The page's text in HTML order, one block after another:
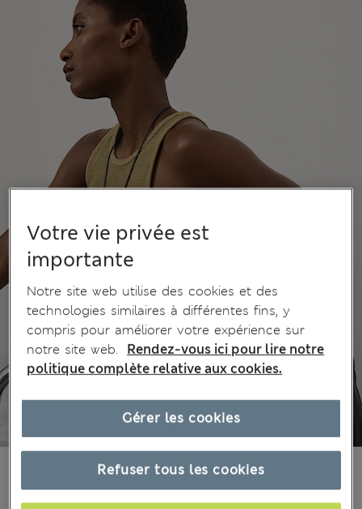
16 les commentaires reçus
Votre vie privée est
importante
Notre site web utilise des cookies et des
technologies similaires à différentes fins, y
compris pour améliorer votre expérience sur
notre site web.
Rendez-vous ici pour lire notre
politique complète relative aux cookies.
Refuser tous les cookies
Gérer les cookies